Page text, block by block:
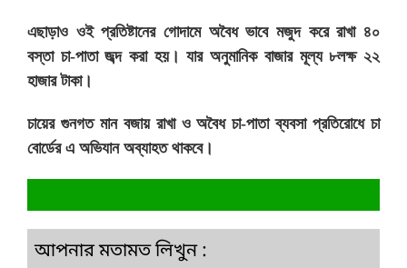
এছাড়াও ওই প্রতিষ্টানের গোদামে অবৈধ ভাবে মজুদ করে রাখা ৪০
বস্তা চা-পাতা জব্দ করা হয়। যার অনুমানিক বাজার মূল্য ৮লক্ষ ২২
হাজার টাকা।
চায়ের গুনগত মান বজায় রাখা ও অবৈধ চা-পাতা ব্যবসা প্রতিরোধে চা
বোর্ডের এ অভিযান অব্যাহত থাকবে।
আপনার মতামত লিখুন :